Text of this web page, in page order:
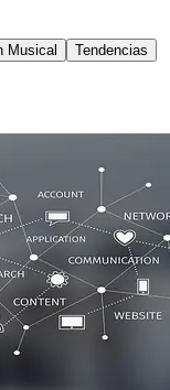
Musical Tendencias